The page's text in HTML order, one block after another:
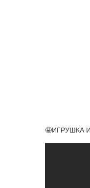
🤩ИГРУШКА